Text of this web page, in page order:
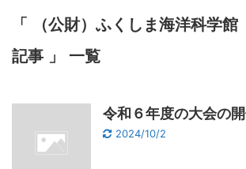
「 （公財）ふくしま海洋科学
記事 」 一覧
令和６年度の大会の
2024/10/2